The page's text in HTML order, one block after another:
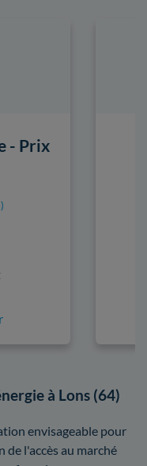
- Prix
à Lons (64)
envisageable pour
l'accès au marché